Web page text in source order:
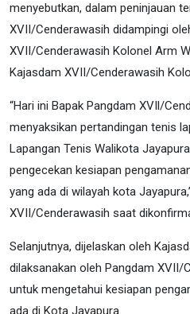
menyebutkan, dalam peninjauan
XVII/Cenderawasih didampingi
XVII/Cenderawasih Kolonel Arm
Kajasdam XVII/Cenderawasih
“Hari ini Bapak Pangdam XVIl/
menyaksikan pertandingan tenis
Lapangan Tenis Walikota
pengecekan kesiapan
yang ada di wilayah kota
XVII/Cenderawasih saat
Selanjutnya, dijelaskan oleh
dilaksanakan oleh Pangdam XVII/
untuk mengetahui kesiapan
ada di Kota Jayapura.